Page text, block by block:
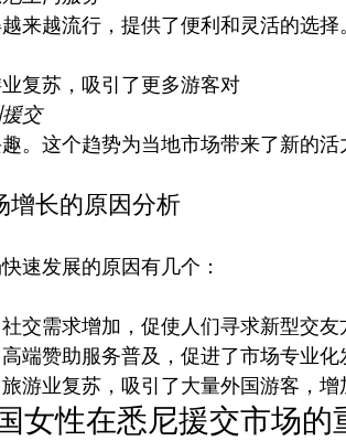
来越流行，提供了便利和灵活的选择
复苏，吸引了更多游客对
交
增长的原因分析
社交需求增加，促使人们寻求新型交友
高端赞助服务普及，促进了市场专业化
旅游业复苏，吸引了大量外国游客，增
女性在悉尼援交市场的